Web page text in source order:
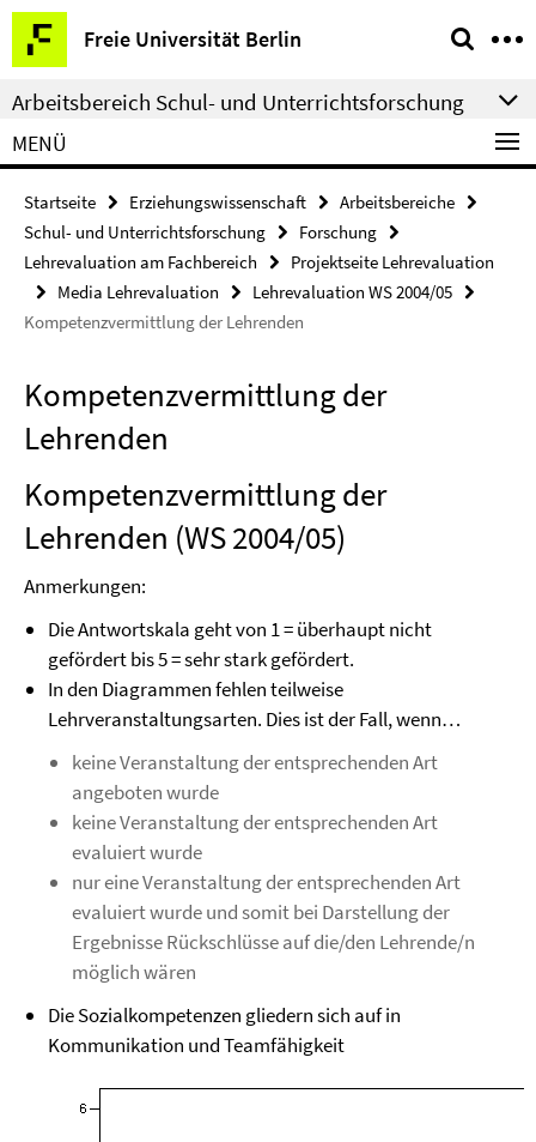
Springe
direkt
zu
Inhalt
Freie Universität Berlin
Service-
Navigation
Arbeitsbereich Schul- und Unterrichtsforschung
MENÜ
Startseite Erziehungswissenschaft
Arbeitsbereiche
Schul- und Unterrichtsforschung
Forschung
Lehrevaluation am Fachbereich
Projektseite Lehrevaluation
Media Lehrevaluation
Lehrevaluation WS 2004/05
Kompetenzvermittlung der Lehrenden
Kompetenzvermittlung der
Lehrenden
Kompetenzvermittlung der
Lehrenden (WS 2004/05)
Anmerkungen:
Die Antwortskala geht von 1 = überhaupt nicht
gefördert bis 5 = sehr stark gefördert.
In den Diagrammen fehlen teilweise
Lehrveranstaltungsarten. Dies ist der Fall, wenn…
keine Veranstaltung der entsprechenden Art
angeboten wurde
keine Veranstaltung der entsprechenden Art
evaluiert wurde
nur eine Veranstaltung der entsprechenden Art
evaluiert wurde und somit bei Darstellung der
Ergebnisse Rückschlüsse auf die/den Lehrende/n
möglich wären
Die Sozialkompetenzen gliedern sich auf in
Kommunikation und Teamfähigkeit